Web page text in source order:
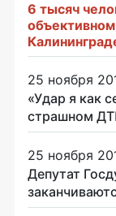
6 тысяч
25 ноября
«Удар я как
страшном
25 ноября
Депутат